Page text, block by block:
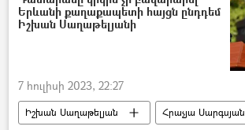
Ադրբեջան
Տարածաշրջան
Երևանի քաղաքապետի հայցն ընդդեմ
Իշխան Սաղաթելյանի
7 հուլիսի 2023, 22:27
Իշխան Սաղաթելյան
Հրաչյա Սարգսյան